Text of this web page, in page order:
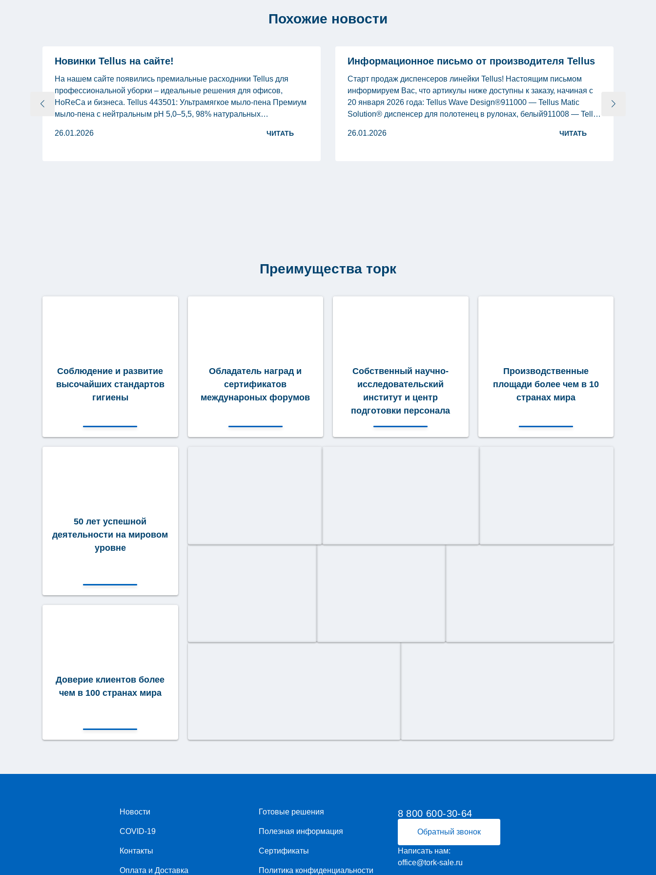
Похожие новости
Новинки Tellus на сайте!
На нашем сайте появились премиальные расходники Tellus для
профессиональной уборки – идеальные решения для офисов,
HoReCa и бизнеса. Tellus 443501: Ультрамягкое мыло-пена Премиум
мыло-пена с нейтральным pH 5,0–5,5, 98% натуральных
ванили – для бережного ухода за кожей сотрудников и клиентов.
26.01.2026 ЧИТАТЬ
Информационное письмо от производителя Tellus
Старт продаж диспенсеров линейки Tellus! Настоящим письмом
информируем Вас, что артикулы ниже доступны к заказу, начиная с
20 января 2026 года: Tellus Wave Design®911000 — Tellus Matic
Solution® диспенсер для полотенец в рулонах, белый911008 — Tellus
— Tellus Matic Solution® диспенсер для полотенец в рулонах с
26.01.2026 ЧИТАТЬ
Преимущества торк
Соблюдение и развитие
высочайших стандартов
гигиены
Обладатель наград и
сертификатов
междунароных форумов
Собственный научно-
исследовательский
институт и центр
подготовки персонала
Производственные
площади более чем в 10
странах мира
50 лет успешной
деятельности на мировом
уровне
Доверие клиентов более
чем в 100 странах мира
Новости
COVID-19
Контакты
Оплата и Доставка
Готовые решения
Полезная информация
Сертификаты
Политика конфиденциальности
8 800 600-30-64
Обратный звонок
Написать нам:
office@tork-sale.ru